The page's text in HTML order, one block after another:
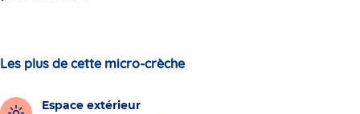
Les plus de cette micro-crèche
Espace extérieur